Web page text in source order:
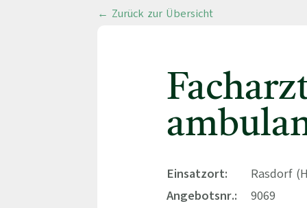
← Zurück zur Übersicht
Einsatzort:
Rasdorf
Angebotsnr.:
9069